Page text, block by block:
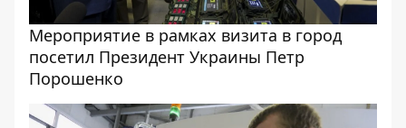
Мероприятие в рамках визита в город
посетил Президент Украины Петр
Порошенко